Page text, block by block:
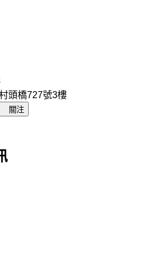
頭橋727號3樓
關注